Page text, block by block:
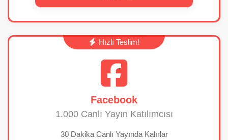
Hızlı Teslim!
Facebook
1.000 Canlı Yayın Katılımcısı
30 Dakika Canlı Yayında Kalırlar